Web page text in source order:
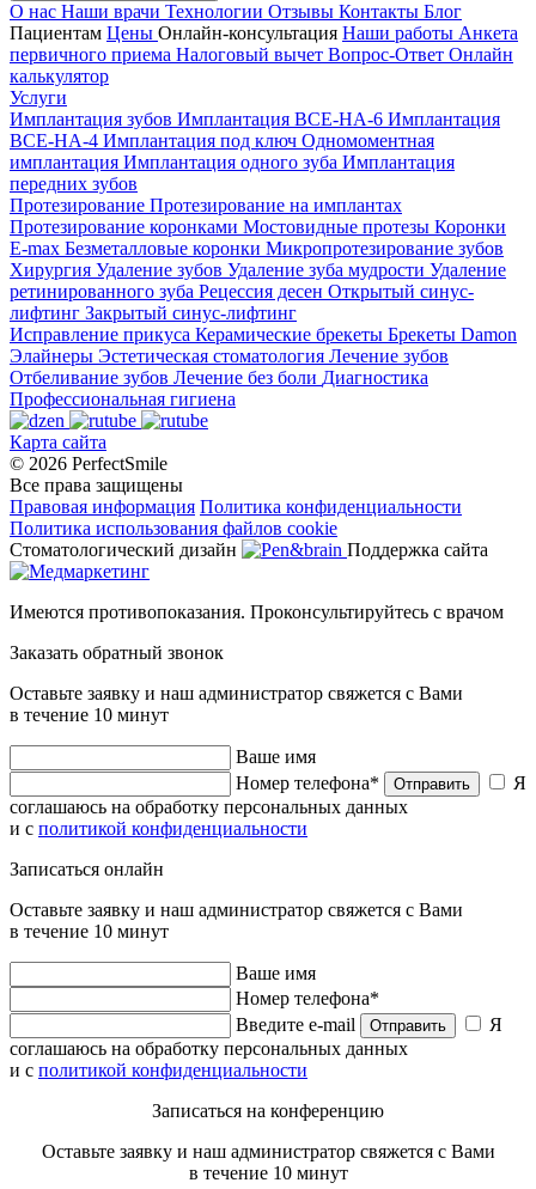
О нас Наши врачи Технологии Отзывы Контакты Блог
Пациентам Цены Онлайн-консультация Наши работы Анкета
первичного приема Налоговый вычет Вопрос-Ответ Онлайн
калькулятор
Услуги
Имплантация зубов Имплантация ВСЕ-НА-6 Имплантация
ВСЕ-НА-4 Имплантация под ключ Одномоментная
имплантация Имплантация одного зуба Имплантация
передних зубов
Протезирование Протезирование на имплантах
Протезирование коронками Мостовидные протезы Коронки
E-max Безметалловые коронки Микропротезирование зубов
Хирургия Удаление зубов Удаление зуба мудрости Удаление
ретинированного зуба Рецессия десен Открытый синус-
лифтинг Закрытый синус-лифтинг
Исправление прикуса Керамические брекеты Брекеты Damon
Элайнеры Эстетическая стоматология Лечение зубов
Отбеливание зубов Лечение без боли Диагностика
Профессиональная гигиена
Карта сайта
© 2026 PerfectSmile
Все права защищены
Правовая информация Политика конфиденциальности
Политика использования файлов cookie
Стоматологический дизайн
Поддержка сайта
Имеются противопоказания. Проконсультируйтесь с врачом
Заказать обратный звонок
Оставьте заявку и наш администратор свяжется с Вами
в течение 10 минут
Ваше имя
Номер телефона*
Отправить
Я
соглашаюсь на обработку персональных данных
и с политикой конфиденциальности
Записаться онлайн
Оставьте заявку и наш администратор свяжется с Вами
в течение 10 минут
Ваше имя
Номер телефона*
Введите e-mail
Отправить
Я
соглашаюсь на обработку персональных данных
и с политикой конфиденциальности
Записаться на конференцию
Оставьте заявку и наш администратор свяжется с Вами
в течение 10 минут